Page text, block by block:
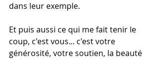
dans leur exemple.
Et puis aussi ce qui me fait tenir le
coup, c'est vous... c'est votre
générosité, votre soutien, la beauté